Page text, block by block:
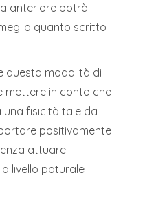
anteriore potrà
quanto scritto
questa modalità di
mettere in conto che
una fisicità tale da
positivamente
attuare
livello poturale